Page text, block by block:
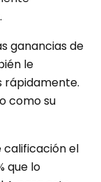
ganancias de
le
rápidamente.
como su
calificación el
que lo